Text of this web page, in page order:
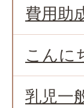
費用助
こんに
乳児一